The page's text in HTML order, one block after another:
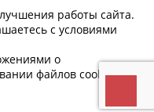
работы сайта.
с условиями
о
файлов cookies,